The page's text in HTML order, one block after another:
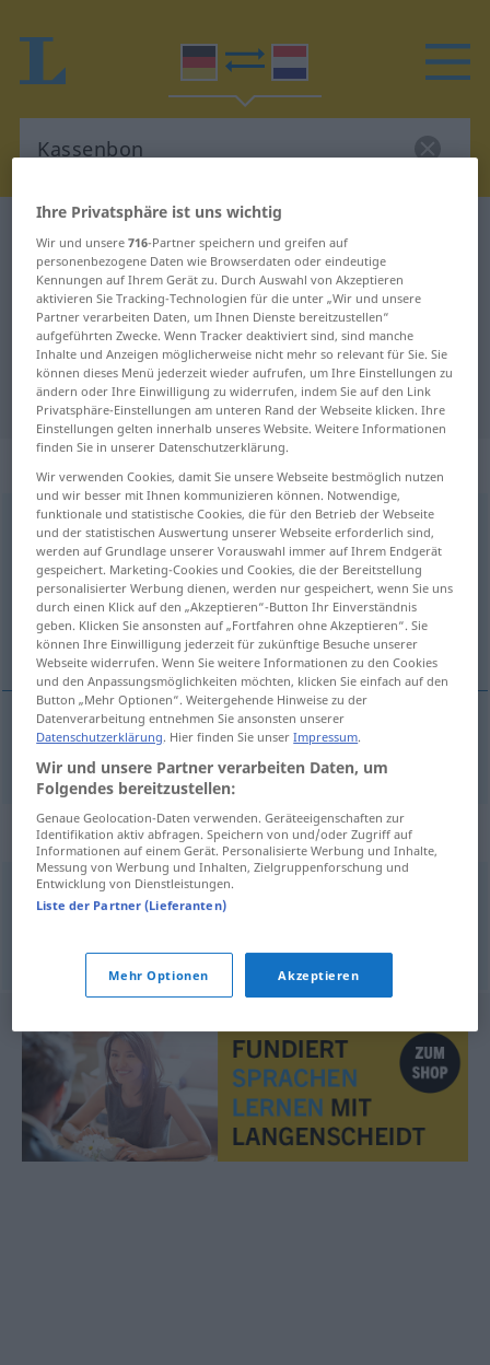
Deutsch-Niederländisch
Übersetzung für "Kassenbon"
"Kassenbon" Niederländisch
Übersetzung
„Kassenbon“ : Maskulinum, männlich
Kassenbon m
Übersicht aller Übersetzungen
(Für mehr Details die Übersetzung anklicken/antippen)
kassabon
Kassenbon
Synonyme für "Kassenbon"
Quittung,Kassenzettel,Bon
© OpenThesaurus.de
Ihre Privatsphäre ist uns wichtig
Wir und unsere716-Partner speichern und greifen auf
personenbezogene Daten wie Browserdaten oder eindeutige
Kennungen auf Ihrem Gerät zu. Durch Auswahl von Akzeptieren
aktivieren Sie Tracking-Technologien für die unter „Wir und unsere
Partner verarbeiten Daten, um Ihnen Dienste bereitzustellen“
aufgeführten Zwecke. Wenn Tracker deaktiviert sind, sind manche
Inhalte und Anzeigen möglicherweise nicht mehr so relevant für Sie. Sie
können dieses Menü jederzeit wieder aufrufen, um Ihre Einstellungen zu
ändern oder Ihre Einwilligung zu widerrufen, indem Sie auf den Link
Privatsphäre-Einstellungen am unteren Rand der Webseite klicken. Ihre
Einstellungen gelten innerhalb unseres Website. Weitere Informationen
finden Sie in unserer Datenschutzerklärung.
Wir verwenden Cookies, damit Sie unsere Webseite bestmöglich nutzen
und wir besser mit Ihnen kommunizieren können. Notwendige,
funktionale und statistische Cookies, die für den Betrieb der Webseite
und der statistischen Auswertung unserer Webseite erforderlich sind,
werden auf Grundlage unserer Vorauswahl immer auf Ihrem Endgerät
gespeichert. Marketing-Cookies und Cookies, die der Bereitstellung
personalisierter Werbung dienen, werden nur gespeichert, wenn Sie uns
durch einen Klick auf den „Akzeptieren“-Button Ihr Einverständnis
geben. Klicken Sie ansonsten auf „Fortfahren ohne Akzeptieren“. Sie
können Ihre Einwilligung jederzeit für zukünftige Besuche unserer
Webseite widerrufen. Wenn Sie weitere Informationen zu den Cookies
und den Anpassungsmöglichkeiten möchten, klicken Sie einfach auf den
Button „Mehr Optionen“. Weitergehende Hinweise zu der
Datenverarbeitung entnehmen Sie ansonsten unserer
Datenschutzerklärung. Hier finden Sie unserImpressum.
Wir und unsere Partner verarbeiten Daten, um
Folgendes bereitzustellen:
Genaue Geolocation-Daten verwenden. Geräteeigenschaften zur
Identifikation aktiv abfragen. Speichern von und/oder Zugriff auf
Informationen auf einem Gerät. Personalisierte Werbung und Inhalte,
Messung von Werbung und Inhalten, Zielgruppenforschung und
Entwicklung von Dienstleistungen.
Liste der Partner (Lieferanten)
Mehr Optionen Akzeptieren